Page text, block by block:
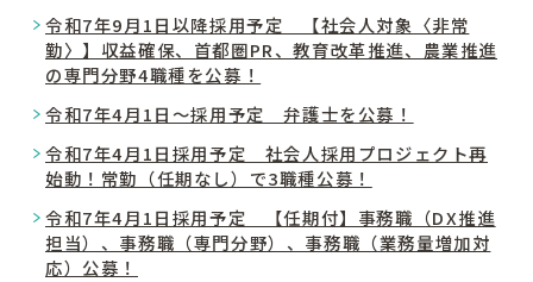
令和7年9月1日以降採用予定 【社会人対象〈非常
勤〉】収益確保、首都圏PR、教育改革推進、農業推進
の専門分野4職種を公募！
令和7年4月1日～採用予定 弁護士を公募！
令和7年4月1日採用予定 社会人採用プロジェクト再
始動！常勤（任期なし）で3職種公募！
令和7年4月1日採用予定 【任期付】事務職（DX推進
担当）、事務職（専門分野）、事務職（業務量増加対
応）公募！